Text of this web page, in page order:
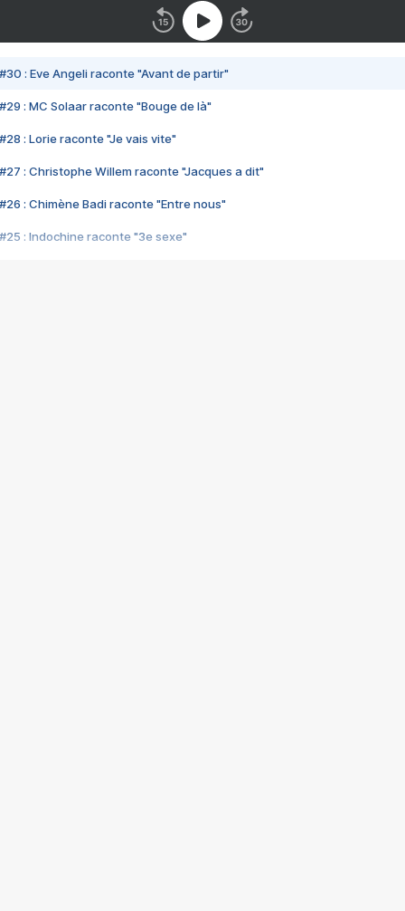
#30 : Eve Angeli raconte "Avant de partir"
#29 : MC Solaar raconte "Bouge de là"
#28 : Lorie raconte "Je vais vite"
#27 : Christophe Willem raconte "Jacques a dit"
#26 : Chimène Badi raconte "Entre nous"
#25 : Indochine raconte "3e sexe"